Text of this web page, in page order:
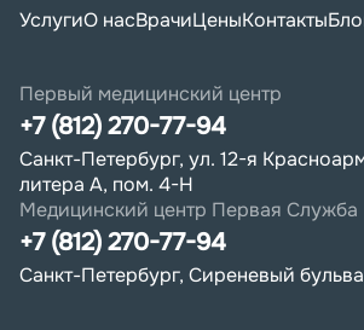
УслугиО насВрачиЦеныКонтакты
Первый медицинский центр
+7 (812) 270-77-94
Санкт-Петербург, ул. 12-я
литера А, пом. 4-Н
Медицинский центр Первая Служба
+7 (812) 270-77-94
Санкт-Петербург, Сиреневый